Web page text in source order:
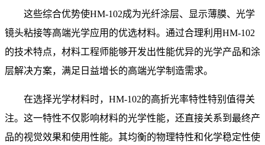
这些综合优势使HM-102成为光纤涂层、显示薄膜、光学
镜头粘接等高端光学应用的优选材料。通过合理利用HM-102
的技术特点，材料工程师能够开发出性能优异的光学产品和涂
层解决方案，满足日益增长的高端光学制造需求。
在选择光学材料时， HM-102的高折光率特性特别值得关
注。这一特性不仅影响材料的光学性能，还直接关系到最终产
品的视觉效果和使用性能。其均衡的物理特性和化学稳定性使